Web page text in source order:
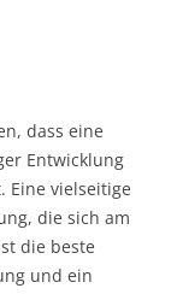
dass eine
Entwicklung
Eine vielseitige
die sich am
die beste
und ein